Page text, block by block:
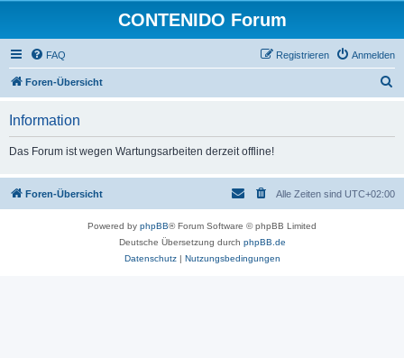
CONTENIDO Forum
FAQ Anmelden
Registrieren
Foren-Übersicht
Information
Das Forum ist wegen Wartungsarbeiten derzeit offline!
Foren-Übersicht Alle Zeiten sind UTC+02:00
Powered by phpBB® Forum Software © phpBB Limited
Deutsche Übersetzung durch phpBB.de
Datenschutz| Nutzungsbedingungen